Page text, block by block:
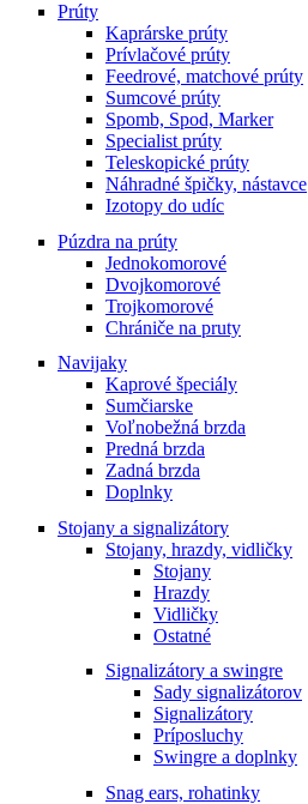
Prúty
Kaprárske prúty
Prívlačové prúty
Feedrové, matchové prúty
Sumcové prúty
Spomb, Spod, Marker
Specialist prúty
Teleskopické prúty
Náhradné špičky, nástavce
Izotopy do udíc
Púzdra na prúty
Jednokomorové
Dvojkomorové
Trojkomorové
Chrániče na pruty
Navijaky
Kaprové špeciály
Sumčiarske
Voľnobežná brzda
Predná brzda
Zadná brzda
Doplnky
Stojany a signalizátory
Stojany, hrazdy, vidličky
Stojany
Hrazdy
Vidličky
Ostatné
Signalizátory a swingre
Sady signalizátorov
Signalizátory
Príposluchy
Swingre a doplnky
Snag ears, rohatinky